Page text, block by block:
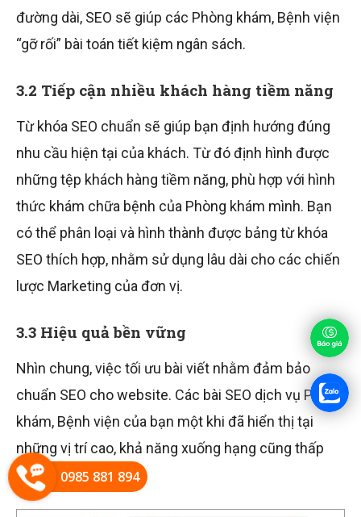
đường dài, SEO sẽ giúp các Phòng khám, Bệnh viện
“gỡ rối” bài toán tiết kiệm ngân sách.
3.2 Tiếp cận nhiều khách hàng tiềm năng
Từ khóa SEO chuẩn sẽ giúp bạn định hướng đúng
nhu cầu hiện tại của khách. Từ đó định hình được
những tệp khách hàng tiềm năng, phù hợp với hình
thức khám chữa bệnh của Phòng khám mình. Bạn
có thể phân loại và hình thành được bảng từ khóa
SEO thích hợp, nhằm sử dụng lâu dài cho các chiến
lược Marketing của đơn vị.
3.3 Hiệu quả bền vững
Nhìn chung, việc tối ưu bài viết nhằm đảm bảo
chuẩn SEO cho website. Các bài SEO dịch vụ Phòng
khám, Bệnh viện của bạn một khi đã hiển thị tại
những vị trí cao, khả năng xuống hạng cũng thấp
hơn.
0985 881 894